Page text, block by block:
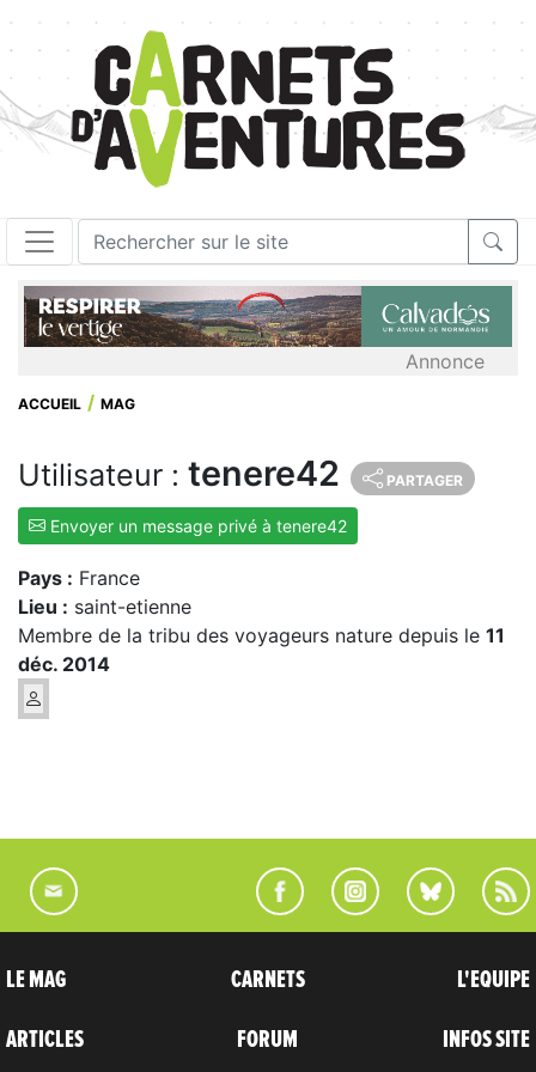
Annonce
ACCUEIL MAG
Utilisateur : tenere42 PARTAGER
Envoyer un message privé à tenere42
Pays : France
Lieu : saint-etienne
Membre de la tribu des voyageurs nature depuis le 11
déc. 2014
LE MAG
ARTICLES
CARNETS
FORUM
L'EQUIPE
INFOS SITE